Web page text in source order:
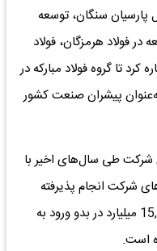
پارسیان سنگان، توسعه
فولاد هرمزگان، فولاد
تا گروه فولاد مبارکه در
پیشران صنعت کشور
شرکت طی سال‌های اخیر با
شرکت انجام پذیرفته
است، به‌نحوی‌که سرمایه شرکت از 15,800 میلیارد در بدو ورود به